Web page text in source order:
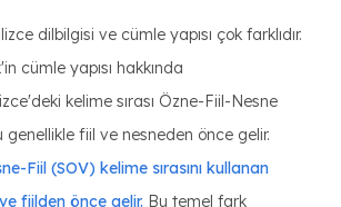
dilbilgisi ve cümle yapısı çok farklıdır.
cümle yapısı hakkında
kelime sırası Özne-Fiil-Nesne
genellikle fiil ve nesneden önce gelir.
Fiil (SOV) kelime sırasını kullanan
fiilden önce gelir. Bu temel fark